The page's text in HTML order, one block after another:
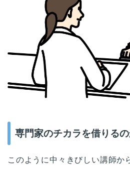
専門家のチカラを借りる
このように中々きびしい講師か